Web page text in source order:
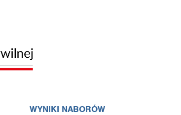
WYNIKI NABORÓW